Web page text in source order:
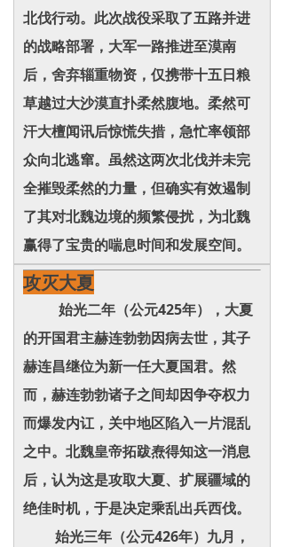
北伐行动。此次战役采取了五路并进
的战略部署，大军一路推进至漠南
后，舍弃辎重物资，仅携带十五日粮
草越过大沙漠直扑柔然腹地。柔然可
汗大檀闻讯后惊慌失措，急忙率领部
众向北逃窜。虽然这两次北伐并未完
全摧毁柔然的力量，但确实有效遏制
了其对北魏边境的频繁侵扰，为北魏
赢得了宝贵的喘息时间和发展空间。
攻灭大夏
始光二年（公元425年），大夏
的开国君主赫连勃勃因病去世，其子
赫连昌继位为新一任大夏国君。然
而，赫连勃勃诸子之间却因争夺权力
而爆发内讧，关中地区陷入一片混乱
之中。北魏皇帝拓跋焘得知这一消息
后，认为这是攻取大夏、扩展疆域的
绝佳时机，于是决定乘乱出兵西伐。
始光三年（公元426年）九月，